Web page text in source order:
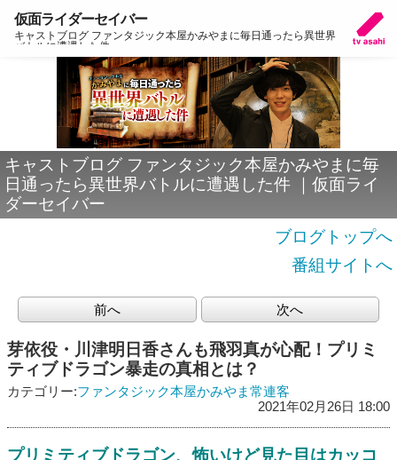
仮面ライダーセイバー
キャストブログ ファンタジック本屋かみやまに毎日通ったら異世界
バトルに遭遇した件
キャストブログ ファンタジック本屋かみやまに毎
日通ったら異世界バトルに遭遇した件 ｜仮面ライ
ダーセイバー
ブログトップへ
番組サイトへ
前へ 次へ
芽依役・川津明日香さんも飛羽真が心配！プリミ
ティブドラゴン暴走の真相とは？
カテゴリー:ファンタジック本屋かみやま常連客
2021年02月26日 18:00
プリミティブドラゴン、怖いけど見た目はカッコ